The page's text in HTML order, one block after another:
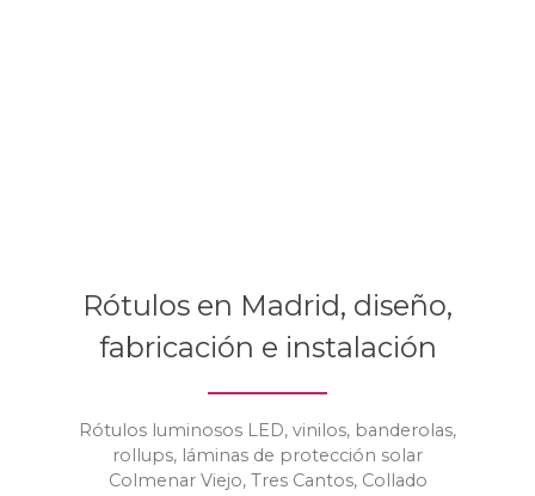
Rótulos en Madrid, diseño,
fabricación e instalación
Rótulos luminosos LED, vinilos, banderolas,
rollups, láminas de protección solar
Colmenar Viejo, Tres Cantos, Collado